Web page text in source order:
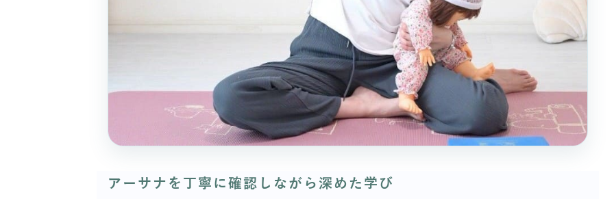
アーサナを丁寧に確認しながら深めた学び